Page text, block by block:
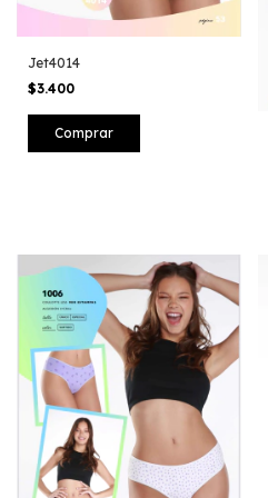
Jet4014
$3.400